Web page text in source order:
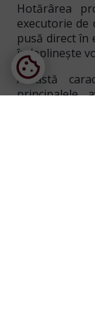
Hotărârea
executorie de
pusă direct în
îndeplinește
Această
principalele